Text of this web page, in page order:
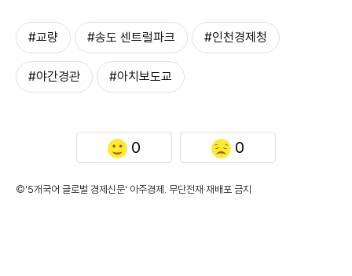
#교량 #송도 센트럴파크 #인천경제청
#야간경관 #아치보도교
0 0
©'5개국어 글로벌 경제신문' 아주경제. 무단전재·재배포 금지